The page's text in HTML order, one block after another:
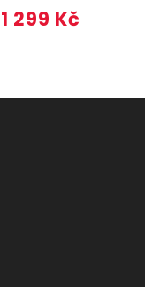
1 299 Kč